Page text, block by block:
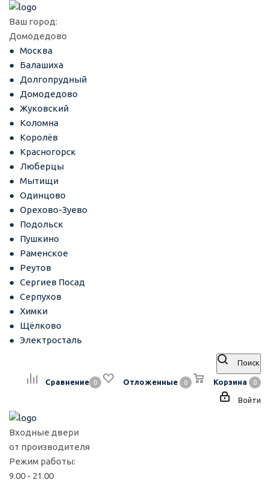
Ваш город:
Домодедово
Москва
Балашиха
Долгопрудный
Домодедово
Жуковский
Коломна
Королёв
Красногорск
Люберцы
Мытищи
Одинцово
Орехово-Зуево
Подольск
Пушкино
Раменское
Реутов
Сергиев Посад
Серпухов
Химки
Щёлково
Электросталь
Поиск
Сравнение 0 Отложенные 0 Корзина 0
Войти
Входные двери
от производителя
Режим работы:
9.00 - 21.00